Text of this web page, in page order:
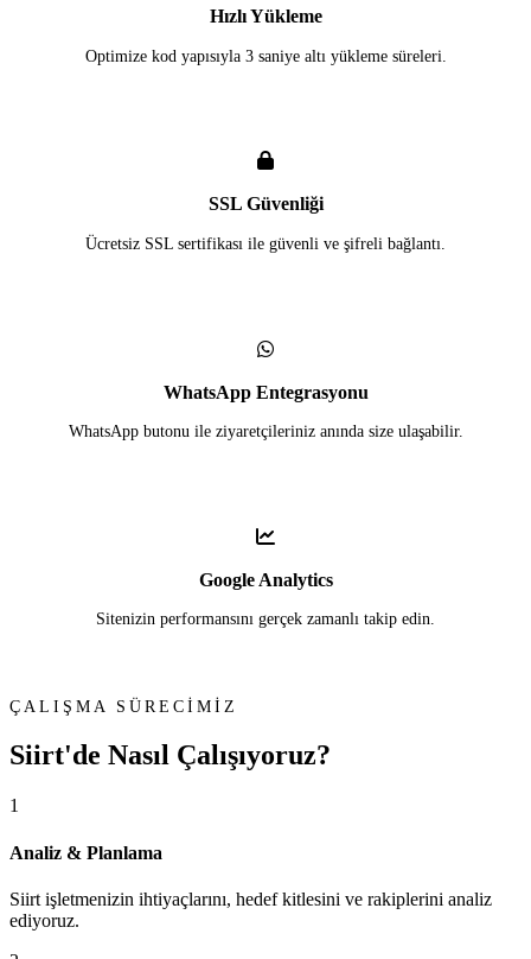
Hızlı Yükleme
Optimize kod yapısıyla 3 saniye altı yükleme süreleri.
SSL Güvenliği
Ücretsiz SSL sertifikası ile güvenli ve şifreli bağlantı.
WhatsApp Entegrasyonu
WhatsApp butonu ile ziyaretçileriniz anında size ulaşabilir.
Google Analytics
Sitenizin performansını gerçek zamanlı takip edin.
ÇALIŞMA SÜRECİMİZ
Siirt'de Nasıl Çalışıyoruz?
1
Analiz & Planlama
Siirt işletmenizin ihtiyaçlarını, hedef kitlesini ve rakiplerini analiz
ediyoruz.